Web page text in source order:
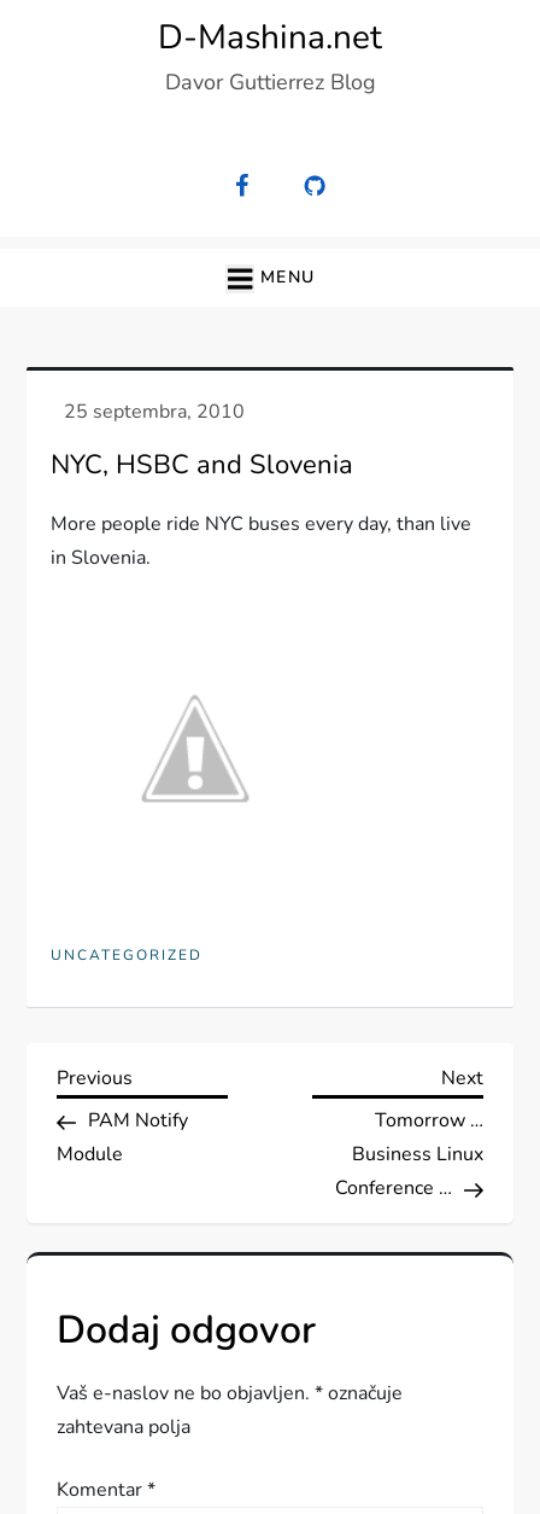
D-Mashina.net
Davor Guttierrez Blog
MENU
NYC, HSBC and Slovenia
More people ride NYC buses every day, than live
in Slovenia.
UNCATEGORIZED
N
a
i
g
a
c
i
Previous
Post
Previous
PAM Notify
Module
Next
Next
Tomorrow …
Business Linux
Conference …
Dodaj odgovor
Vaš e-naslov ne bo objavljen. *označuje
zahtevana polja
Komentar*